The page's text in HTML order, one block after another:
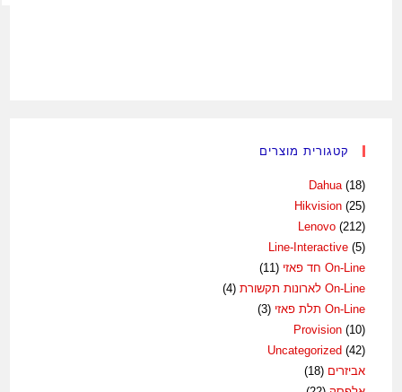
קטגורית מוצרים
Dahua (18)
Hikvision (25)
Lenovo (212)
Line-Interactive (5)
On-Line חד פאזי
(11)
On-Line לארונות תקשורת
(4)
On-Line תלת פאזי
(3)
Provision (10)
Uncategorized (42)
אביזרים (18)